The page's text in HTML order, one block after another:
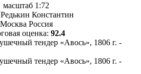
масштаб 1:72
Константин
Москва Россия
оценка: 92.4